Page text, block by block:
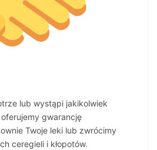
lub wystąpi jakikolwiek
gwarancję
Twoje leki lub zwrócimy
ceregieli i kłopotów.